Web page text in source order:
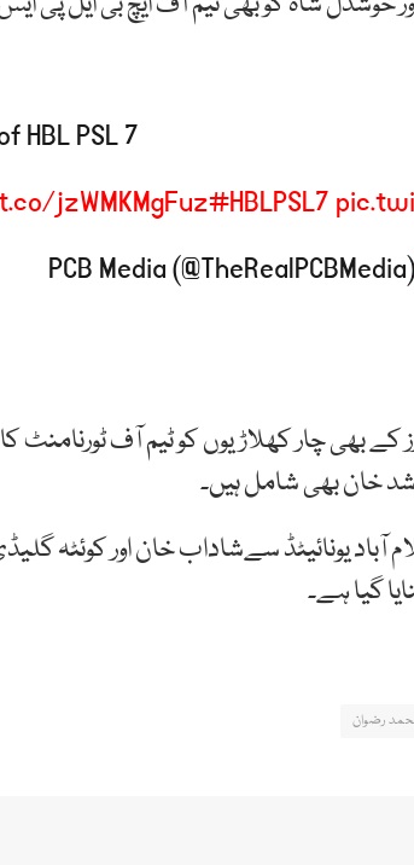
HBL PSL 7
jzWMKMgFuz#HBLPSL7
کے بھی چار کھلاڑیوں کو ٹیم آف ٹورنامنٹ
خان بھی شامل ہیں۔
یونائیٹڈ سےشاداب خان اور کوئٹہ
رضوان